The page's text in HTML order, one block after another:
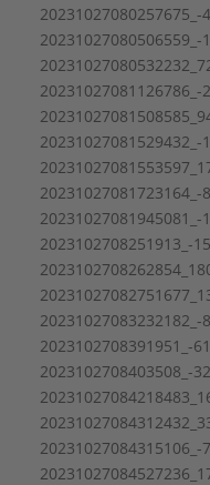
Druktrap flens
Elektrische aansluiting:
Flensvorm:
Overig
Frequentie:
50/60 Hz
Isolatieklasse volgens
Kwaliteitsklasse
RVS 316 L (1.4404)
Kwaliteitsklasse
Materiaal pomphuis:
Materiaal waaier /
Max. debiet: 20,35
Max. opvoerhoogte:
Max. werkdruk: 10
Mediumtemperatuur
Merk:
Wilo
Motor energie-
Nom. diameter
Nom. diameter
Nom. spanning: 230 -
2023102708251913_-
2023102708391951_-
2023102708403508_-